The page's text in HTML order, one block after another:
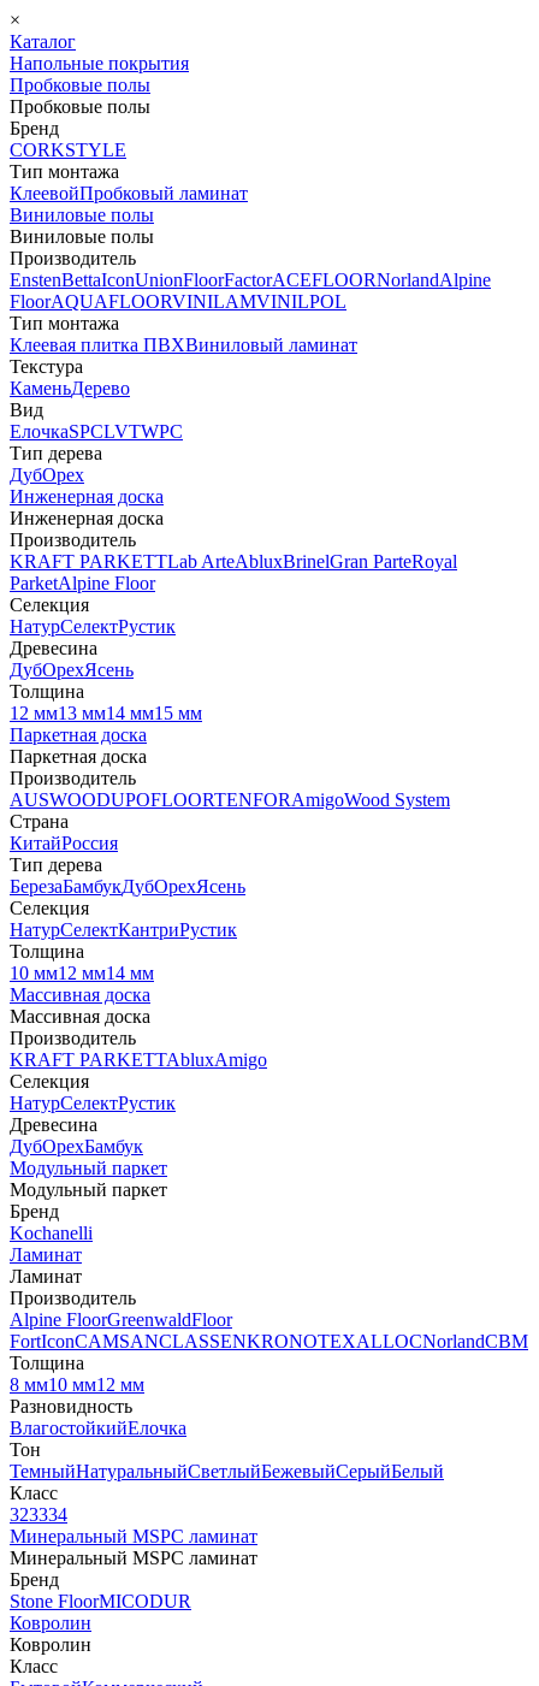
×
Каталог
Напольные покрытия
Пробковые полы
Пробковые полы
Бренд
CORKSTYLE
Тип монтажа
КлеевойПробковый ламинат
Виниловые полы
Виниловые полы
Производитель
EnstenBettaIconUnionFloorFactorACEFLOORNorlandAlpine
FloorAQUAFLOORVINILAMVINILPOL
Тип монтажа
Клеевая плитка ПВХВиниловый ламинат
Текстура
КаменьДерево
Вид
ЕлочкаSPCLVTWPC
Тип дерева
ДубОрех
Инженерная доска
Инженерная доска
Производитель
KRAFT PARKETTLab ArteAbluxBrinelGran ParteRoyal
ParketAlpine Floor
Селекция
НатурСелектРустик
Древесина
ДубОрехЯсень
Толщина
12 мм13 мм14 мм15 мм
Паркетная доска
Паркетная доска
Производитель
AUSWOODUPOFLOORTENFORAmigoWood System
Страна
КитайРоссия
Тип дерева
БерезаБамбукДубОрехЯсень
Селекция
НатурСелектКантриРустик
Толщина
10 мм12 мм14 мм
Массивная доска
Массивная доска
Производитель
KRAFT PARKETTAbluxAmigo
Селекция
НатурСелектРустик
Древесина
ДубОрехБамбук
Модульный паркет
Модульный паркет
Бренд
Kochanelli
Ламинат
Ламинат
Производитель
Alpine FloorGreenwaldFloor
FortIconCAMSANCLASSENKRONOTEXALLOCNorlandCBM
Толщина
8 мм10 мм12 мм
Разновидность
ВлагостойкийЕлочка
Тон
ТемныйНатуральныйСветлыйБежевыйСерыйБелый
Класс
323334
Минеральный MSPC ламинат
Минеральный MSPC ламинат
Бренд
Stone FloorMICODUR
Ковролин
Ковролин
Класс